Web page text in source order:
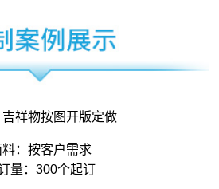
吉祥物按图开版定做
料：按客户需求
量：300个起订